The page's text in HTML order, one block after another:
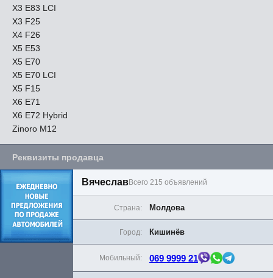
X3 E83 LCI
X3 F25
X4 F26
X5 E53
X5 E70
X5 E70 LCI
X5 F15
X6 E71
X6 E72 Hybrid
Zinoro M12
Реквизиты продавца
ВячеславВсего 215 объявлений
Страна: Молдова
Город: Кишинёв
Мобильный: 069 9999 21